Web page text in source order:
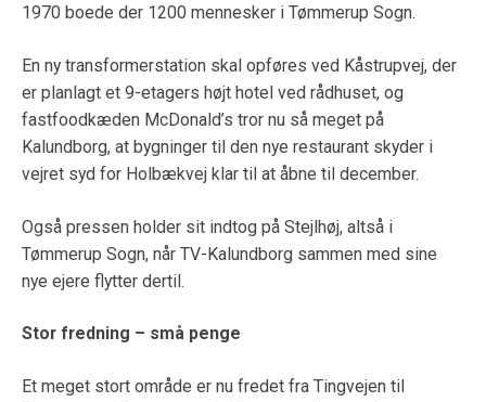
1970 boede der 1200 mennesker i Tømmerup Sogn.
En ny transformerstation skal opføres ved Kåstrupvej, der
er planlagt et 9-etagers højt hotel ved rådhuset, og
fastfoodkæden McDonald’s tror nu så meget på
Kalundborg, at bygninger til den nye restaurant skyder i
vejret syd for Holbækvej klar til at åbne til december.
Også pressen holder sit indtog på Stejlhøj, altså i
Tømmerup Sogn, når TV-Kalundborg sammen med sine
nye ejere flytter dertil.
Stor fredning – små penge
Et meget stort område er nu fredet fra Tingvejen til